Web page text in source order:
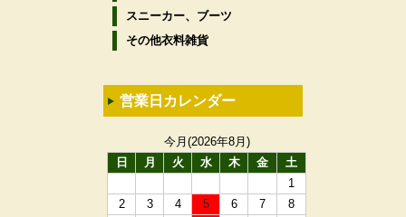
スニーカー、ブーツ
その他衣料雑貨
営業日カレンダー
今月(2026年8月)
日
月 火 水 木 金
土
1
2
3 4 5 6 7
8